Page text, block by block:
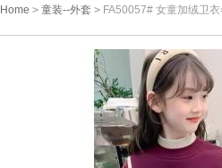
Home > 童装--外套 > FA50057# 女童加绒卫